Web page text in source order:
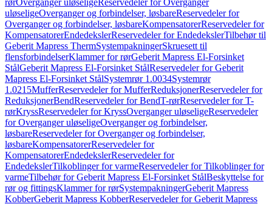
rørOverganger uløseligeReservedeler for Overganger
uløseligeOverganger og forbindelser, løsbareReservedeler for
Overganger og forbindelser, løsbareKompensatorerReservedeler for
KompensatorerEndedekslerReservedeler for EndedekslerTilbehør til
Geberit Mapress ThermSystempakningerSkruesett til
flensforbindelserKlammer for rørGeberit Mapress El-Forsinket
StålGeberit Mapress El-Forsinket StålReservedeler for Geberit
Mapress El-Forsinket StålSystemrør 1.0034Systemrør
1.0215MufferReservedeler for MufferReduksjonerReservedeler for
ReduksjonerBendReservedeler for BendT-rørReservedeler for T-
rørKryssReservedeler for KryssOverganger uløseligeReservedeler
for Overganger uløseligeOverganger og forbindelser,
løsbareReservedeler for Overganger og forbindelser,
løsbareKompensatorerReservedeler for
KompensatorerEndedekslerReservedeler for
EndedekslerTilkoblinger for varmeReservedeler for Tilkoblinger for
varmeTilbehør for Geberit Mapress El-Forsinket StålBeskyttelse for
rør og fittingsKlammer for rørSystempakningerGeberit Mapress
KobberGeberit Mapress KobberReservedeler for Geberit Mapress